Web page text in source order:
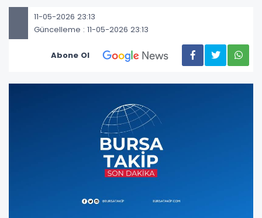
11-05-2026 23:13
Güncelleme : 11-05-2026 23:13
Abone Ol